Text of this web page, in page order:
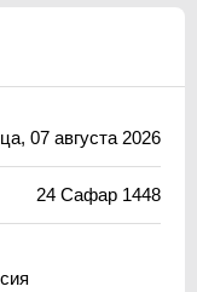
07 августа 2026
24 Сафар 1448